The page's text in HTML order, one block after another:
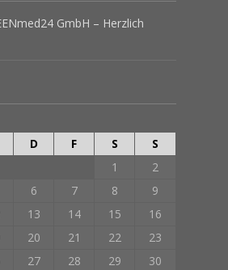
GmbH – Herzlich
D F S
S
1
2
6 7 8
9
13 14 15
16
20 21 22
23
27 28 29
30